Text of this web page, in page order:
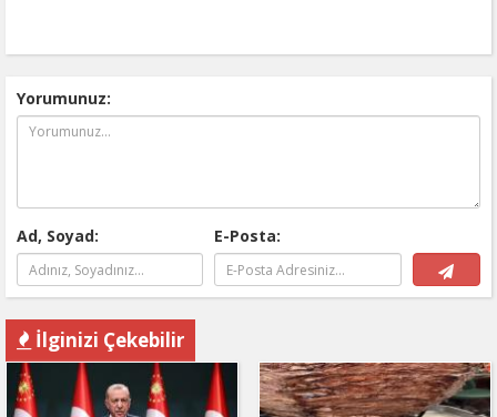
Yorumunuz:
Ad, Soyad: E-Posta:
İlginizi Çekebilir